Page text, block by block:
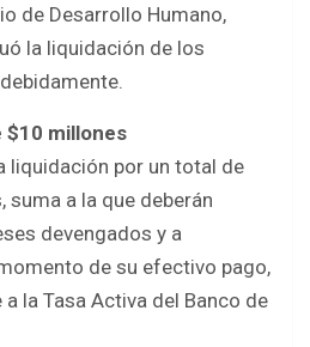
de Desarrollo Humano,
la liquidación de los
$10 millones
liquidación por un total de
a la que deberán
devengados y a
de su efectivo pago,
la Tasa Activa del Banco de